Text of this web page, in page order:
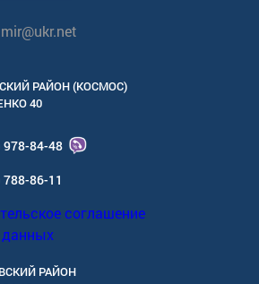
РАЙОН (КОСМОС)
40
978-84-48
788-86-11
соглашение
данных
РАЙОН